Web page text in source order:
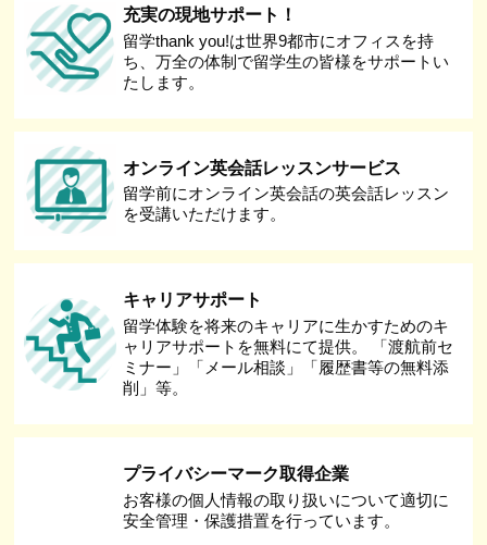
充実の現地サポート！
留学thank you!は世界9都市にオフィスを持
ち、万全の体制で留学生の皆様をサポートい
たします。
オンライン英会話レッスンサービス
留学前にオンライン英会話の英会話レッスン
を受講いただけます。
キャリアサポート
留学体験を将来のキャリアに生かすためのキ
ャリアサポートを無料にて提供。 「渡航前セ
ミナー」「メール相談」「履歴書等の無料添
削」等。
プライバシーマーク取得企業
お客様の個人情報の取り扱いについて適切に
安全管理・保護措置を行っています。